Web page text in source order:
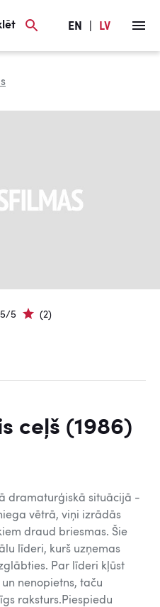
EN LV
5/5 (2)
ceļš (1986)
dramaturģiskā situācijā -
vētrā, viņi izrādās
draud briesmas. Šie
līderi, kurš uzņemas
Par līderi kļūst
nenopietns, taču
raksturs.Piespiedu